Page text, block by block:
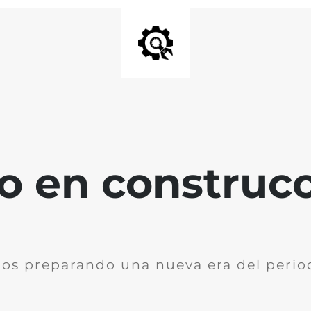
en
preparando una nueva era del